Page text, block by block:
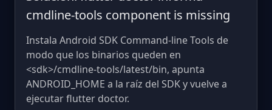
cmdline-tools component is missing
Instala Android SDK Command-line Tools de
modo que los binarios queden en
<sdk>/cmdline-tools/latest/bin, apunta
ANDROID_HOME a la raíz del SDK y vuelve a
ejecutar flutter doctor.